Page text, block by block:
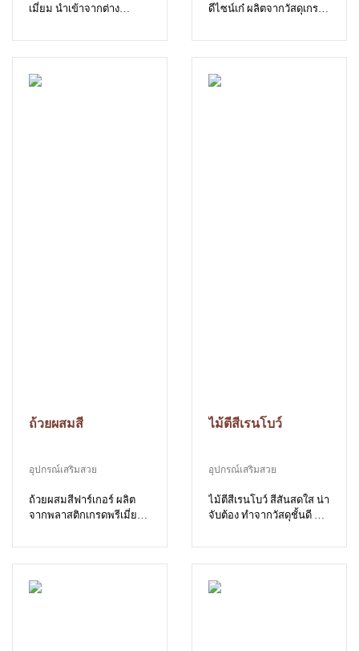
เมี่ยม นำเข้าจากต่าง
ดีไซน์เก๋ ผลิตจากวัสดุเกรด
ประเทศ
ถ้วยผสมสี
อุปกรณ์เสริมสวย
ถ้วยผสมสีฟาร์เกอร์ ผลิต
จากพลาสติกเกรดพรีเมี่ยม
สะอาดง่าย สีสันสดใส
ไม้ตีสีเรนโบว์
อุปกรณ์เสริมสวย
ไม้ตีสีเรนโบว์ สีสันสดใส น่า
จับต้อง ทำจากวัสดุชั้นดี มี